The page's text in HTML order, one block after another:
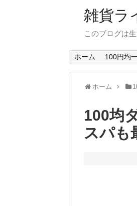
雑貨ラ
このブログは
ホーム 100円均
ホーム
100均
スパも